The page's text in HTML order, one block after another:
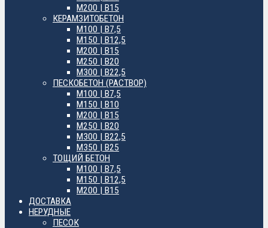
М200 | B15
КЕРАМЗИТОБЕТОН
М100 | B7,5
М150 | B12,5
М200 | B15
М250 | B20
М300 | B22,5
ПЕСКОБЕТОН (РАСТВОР)
М100 | B7,5
М150 | B10
М200 | B15
М250 | B20
М300 | B22,5
М350 | B25
ТОЩИЙ БЕТОН
М100 | B7,5
М150 | B12,5
М200 | B15
ДОСТАВКА
НЕРУДНЫЕ
ПЕСОК